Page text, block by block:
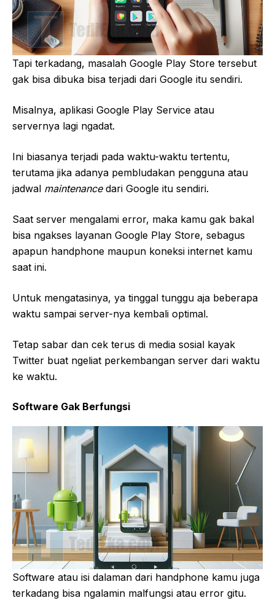
Tapi terkadang, masalah Google Play Store tersebut
gak bisa dibuka bisa terjadi dari Google itu sendiri.
Misalnya, aplikasi Google Play Service atau
servernya lagi ngadat.
Ini biasanya terjadi pada waktu-waktu tertentu,
terutama jika adanya pembludakan pengguna atau
jadwal maintenance dari Google itu sendiri.
Saat server mengalami error, maka kamu gak bakal
bisa ngakses layanan Google Play Store, sebagus
apapun handphone maupun koneksi internet kamu
saat ini.
Untuk mengatasinya, ya tinggal tunggu aja beberapa
waktu sampai server-nya kembali optimal.
Tetap sabar dan cek terus di media sosial kayak
Twitter buat ngeliat perkembangan server dari waktu
ke waktu.
Software Gak Berfungsi
Software atau isi dalaman dari handphone kamu juga
terkadang bisa ngalamin malfungsi atau error gitu.